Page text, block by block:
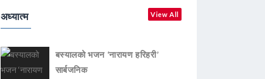
अध्यात्म View All
बस्यालको भजन ‘नारायण हरिहरी’
सार्बजनिक